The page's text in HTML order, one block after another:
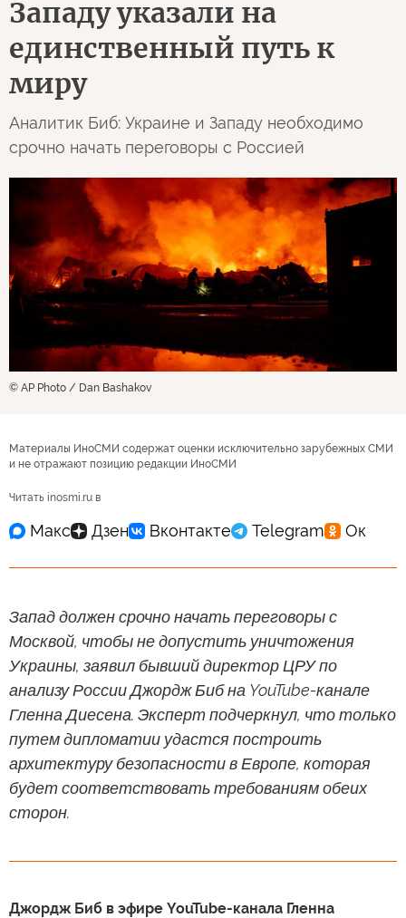
Западу указали на
единственный путь к
миру
Аналитик Биб: Украине и Западу необходимо
срочно начать переговоры с Россией
© AP Photo / Dan Bashakov
Материалы ИноСМИ содержат оценки исключительно зарубежных СМИ
и не отражают позицию редакции ИноСМИ
Читать inosmi.ru в
Запад должен срочно начать переговоры с
Москвой, чтобы не допустить уничтожения
Украины, заявил бывший директор ЦРУ по
анализу России Джордж Биб на YouTube-канале
Гленна Диесена. Эксперт подчеркнул, что только
путем дипломатии удастся построить
архитектуру безопасности в Европе, которая
будет соответствовать требованиям обеих
сторон.
Джордж Биб в эфире YouTube-канала Гленна